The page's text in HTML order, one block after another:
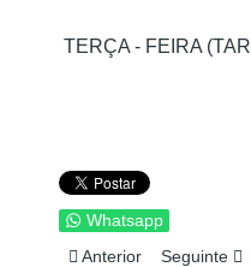
TERÇA - FEIRA
Whatsapp
Artigo anterior:
Anterior Artigo
Seguinte